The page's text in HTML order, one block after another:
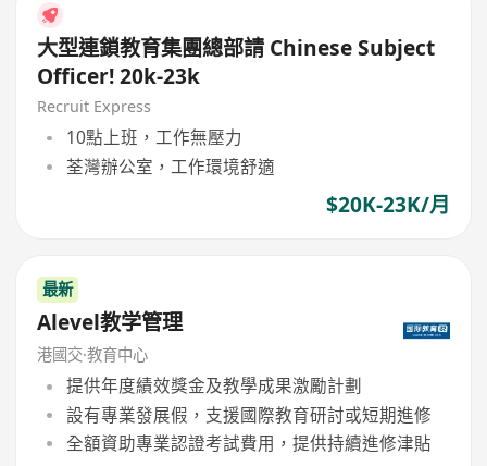
大型連鎖教育集團總部請 Chinese Subject
Officer! 20k-23k
Recruit Express
10點上班，工作無壓力
荃灣辦公室，工作環境舒適
$20K-23K/月
最新
Alevel教学管理
港國交·教育中心
提供年度績效獎金及教學成果激勵計劃
設有專業發展假，支援國際教育研討或短期進修
全額資助專業認證考試費用，提供持續進修津貼